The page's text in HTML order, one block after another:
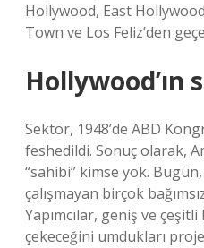
Hollywood, East
Town ve Los Feliz’den
Hollywood’ın
Sektör, 1948’de ABD
feshedildi. Sonuç olarak,
“sahibi” kimse yok.
çalışmayan birçok
Yapımcılar, geniş ve
çekeceğini umdukları